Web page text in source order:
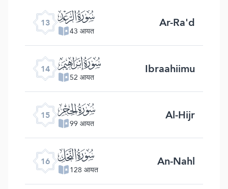
13 ﮙ
43 आयत Ar-Ra'd
14 ﮚ
52 आयत Ibraahiimu
15 ﮛ
99 आयत Al-Hijr
16 ﮜ
128 आयत An-Nahl